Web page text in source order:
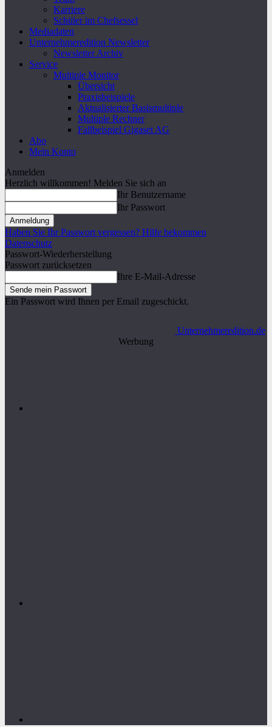
Karriere
Schüler im Chefsessel
Mediadaten
Unternehmeredition Newsletter
Newsletter Archiv
Service
Multiple Monitor
Übersicht
Praxisbeispiele
Aktualisierter Basismultiple
Multiple Rechner
Fallbeispiel Gigaset AG
Abo
Mein Konto
Anmelden
Herzlich willkommen! Melden Sie sich an
Ihr Benutzername
Ihr Passwort
Haben Sie Ihr Passwort vergessen? Hilfe bekommen
Datenschutz
Passwort-Wiederherstellung
Passwort zurücksetzen
Ihre E-Mail-Adresse
Ein Passwort wird Ihnen per Email zugeschickt.
Unternehmeredition.de
Werbung